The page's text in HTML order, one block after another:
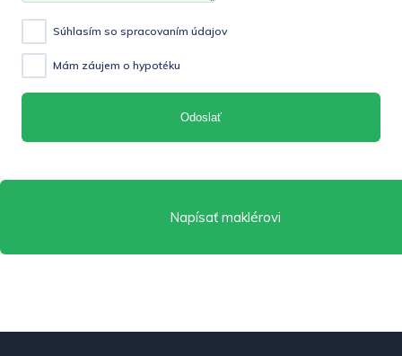
Súhlasím so spracovaním údajov
Mám záujem o hypotéku
Odoslať
Napísať maklérovi